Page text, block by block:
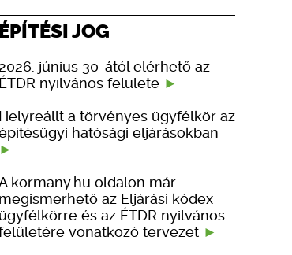
ÉPÍTÉSI JOG
2026. június 30-ától elérhető az
ÉTDR nyilvános felülete
Helyreállt a törvényes ügyfélkör az
hatósági eljárásokban
kormany.hu oldalon már
megismerhető az Eljárási kódex
ügyfélkörre és az ÉTDR nyilvános
vonatkozó tervezet